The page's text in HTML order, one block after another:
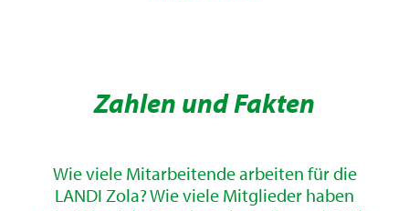
Zahlen und Fakten
Wie viele Mitarbeitende arbeiten für die
LANDI Zola? Wie viele Mitglieder haben